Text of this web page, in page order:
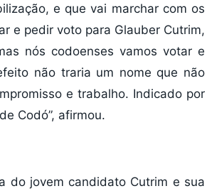
e que vai marchar com os
e pedir voto para Glauber Cutrim,
nós codoenses vamos votar e
não traria um nome que não
e trabalho. Indicado por
Codó”, afirmou.
do jovem candidato Cutrim e sua